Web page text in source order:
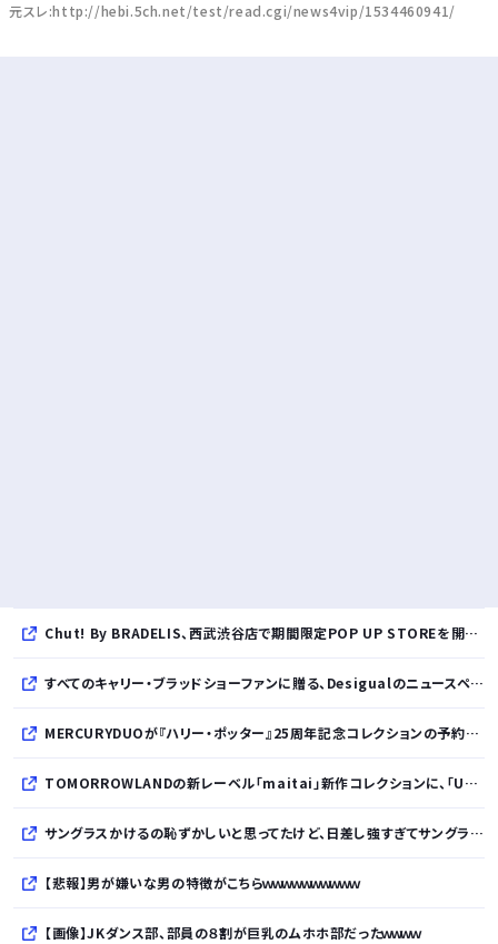
元スレ:http://hebi.5ch.net/test/read.cgi/news4vip/1534460941/
Chut! By BRADELIS、西武渋谷店で期間限定POP UP STOREを開催！全商品展開＆新作10%OFFの特別な6日間
すべてのキャリー・ブラッドショーファンに贈る、Desigualのニュースペーパープリントコレクション
MERCURYDUOが『ハリー・ポッター』25周年記念コレクションの予約を開始
TOMORROWLANDの新レーベル「maitai」新作コレクションに、「UNDYED」の素材が採用
サングラスかけるの恥ずかしいと思ってたけど、日差し強すぎてサングラスかけ始めたわ
【悲報】男が嫌いな男の特徴がこちらｗｗｗｗｗｗｗｗｗｗ
【画像】JKダンス部、部員の８割が巨乳のムホホ部だったｗｗｗｗ